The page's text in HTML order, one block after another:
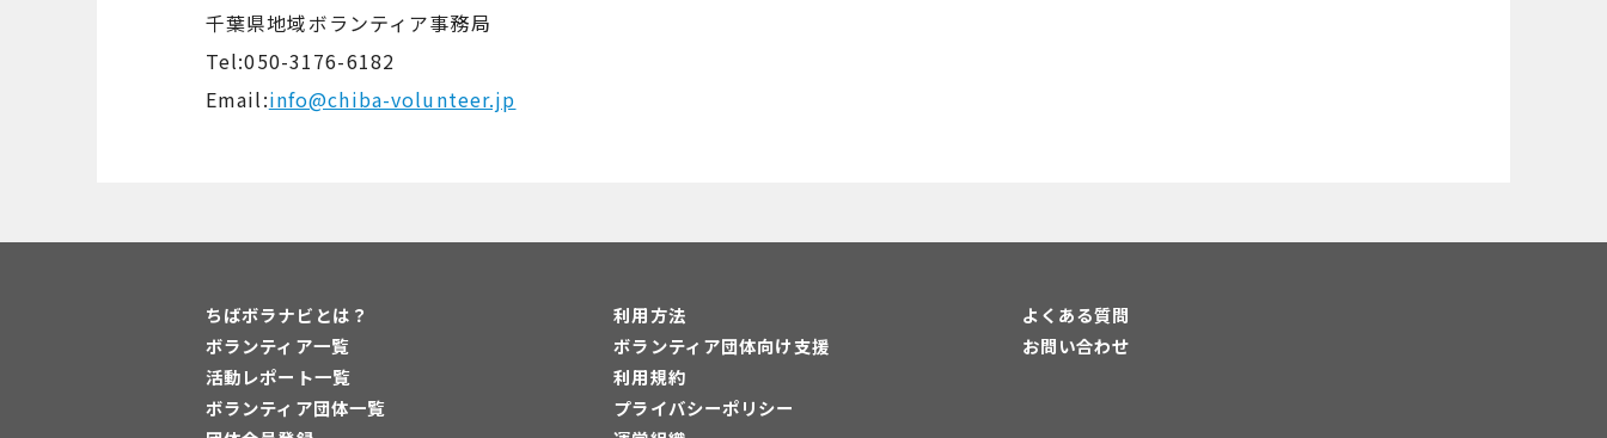
千葉県地域ボランティア事務局
Tel:050-3176-6182
Email:info@chiba-volunteer.jp
ちばボラナビとは？
ボランティア一覧
活動レポート一覧
ボランティア団体一覧
利用方法
ボランティア団体向け支援
利用規約
プライバシーポリシー
よくある質問
お問い合わせ